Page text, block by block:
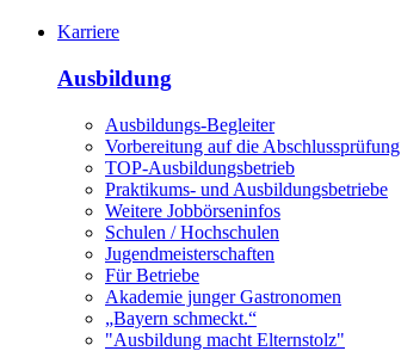
Karriere
Ausbildung
Ausbildungs-Begleiter
Vorbereitung auf die Abschlussprüfung
TOP-Ausbildungsbetrieb
Praktikums- und Ausbildungsbetriebe
Weitere Jobbörseninfos
Schulen / Hochschulen
Jugendmeisterschaften
Für Betriebe
Akademie junger Gastronomen
„Bayern schmeckt.“
"Ausbildung macht Elternstolz"